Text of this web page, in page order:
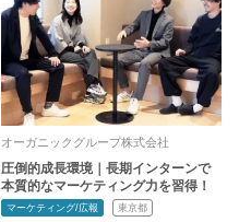
オーガニックグループ株式会社
圧倒的成長環境｜長期インターンで
本質的なマーケティング力を習得！
マーケティング/広報 東京都